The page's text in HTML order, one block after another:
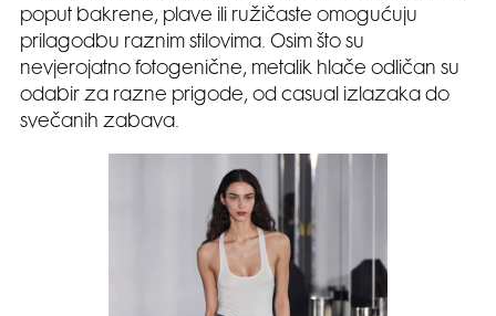
poput bakrene, plave ili ružičaste omogućuju
prilagodbu raznim stilovima. Osim što su
nevjerojatno fotogenične, metalik hlače odličan su
odabir za razne prigode, od casual izlazaka do
svečanih zabava.